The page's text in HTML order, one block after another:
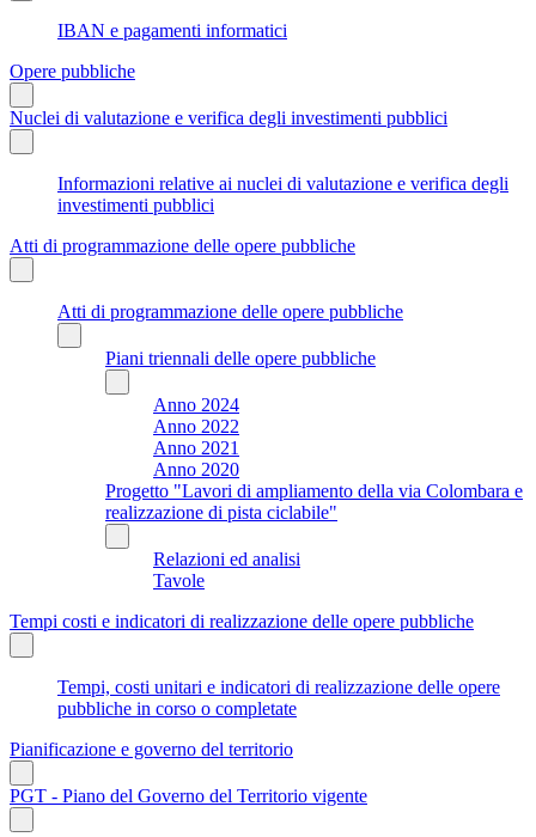
IBAN e pagamenti informatici
Opere pubbliche
Nuclei di valutazione e verifica degli investimenti pubblici
Informazioni relative ai nuclei di valutazione e verifica degli
investimenti pubblici
Atti di programmazione delle opere pubbliche
Atti di programmazione delle opere pubbliche
Piani triennali delle opere pubbliche
Anno 2024
Anno 2022
Anno 2021
Anno 2020
Progetto "Lavori di ampliamento della via Colombara e
realizzazione di pista ciclabile"
Relazioni ed analisi
Tavole
Tempi costi e indicatori di realizzazione delle opere pubbliche
Tempi, costi unitari e indicatori di realizzazione delle opere
pubbliche in corso o completate
Pianificazione e governo del territorio
PGT - Piano del Governo del Territorio vigente